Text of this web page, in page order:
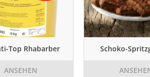
Top Rhabarber
ANSEHEN
Schoko-